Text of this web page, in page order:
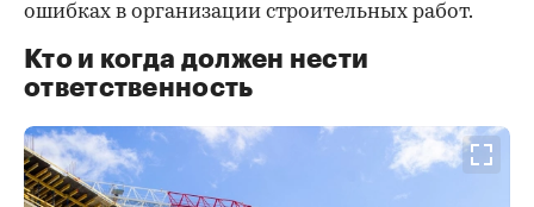
ошибках в организации строительных работ.
Кто и когда должен нести
ответственность